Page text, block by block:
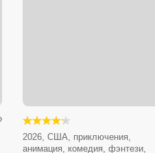
2026, США, приключения,
анимация, комедия, фэнтези,